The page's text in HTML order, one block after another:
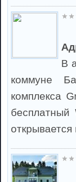
В
коммуне
комплекса